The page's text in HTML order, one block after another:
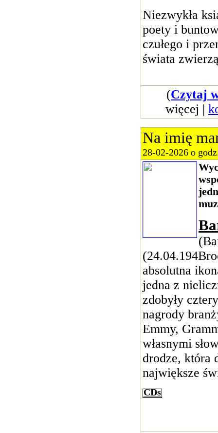
Niezwykła
poety i
czułego i
świata
(Czytaj
więcej |
Na imię
28-02-2026 o
absolutna
jedna z
zdobyły
nagrody
Emmy,
własnymi
drodze, która
największe
CDs